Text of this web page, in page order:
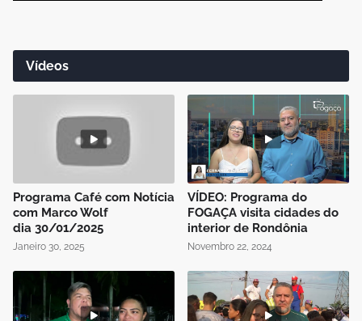
Vídeos
Programa Café com Notícia
com Marco Wolf
dia 30/01/2025
Janeiro 30, 2025
VÍDEO: Programa do
FOGAÇA visita cidades do
interior de Rondônia
Novembro 22, 2024